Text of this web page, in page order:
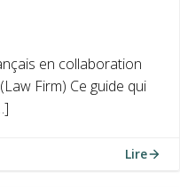
en collaboration
Firm) Ce guide qui
Lire